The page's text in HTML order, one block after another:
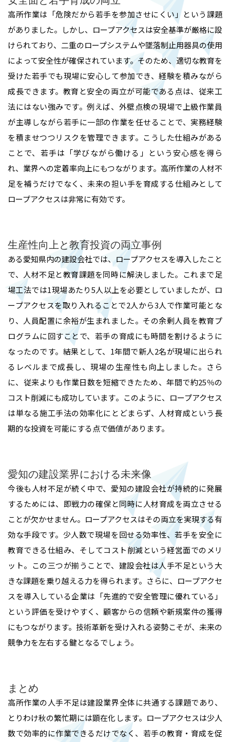
ホーム
業務内容
高所作業・ロープアクセス
難所・高所・狭所エアコン工事
ルームエアコン取付 台数口
施工実績
お問い合わせ
高所作業は「危険だから若手を参加させにくい」という課題
がありました。しかし、ロープアクセスは安全基準が厳格に設
けられており、二重のロープシステムや墜落制止用器具の使用
によって安全性が確保されています。そのため、適切な教育を
受けた若手でも現場に安心して参加でき、経験を積みながら
成長できます。教育と安全の両立が可能である点は、従来工
法にはない強みです。例えば、外壁点検の現場で上級作業員
が主導しながら若手に一部の作業を任せることで、実務経験
を積ませつつリスクを管理できます。こうした仕組みがある
ことで、若手は「学びながら働ける」という安心感を得ら
れ、業界への定着率向上にもつながります。高所作業の人材不
足を補うだけでなく、未来の担い手を育成する仕組みとして
ロープアクセスは非常に有効です。
生産性向上と教育投資の両立事例
ある愛知県内の建設会社では、ロープアクセスを導入したこと
で、人材不足と教育課題を同時に解決しました。これまで足
場工法では1現場あたり5人以上を必要としていましたが、ロ
ープアクセスを取り入れることで2人から3人で作業可能とな
り、人員配置に余裕が生まれました。その余剰人員を教育プ
ログラムに回すことで、若手の育成にも時間を割けるように
なったのです。結果として、1年間で新人2名が現場に出られ
るレベルまで成長し、現場の生産性も向上しました。さら
に、従来よりも作業日数を短縮できたため、年間で約25％の
コスト削減にも成功しています。このように、ロープアクセス
は単なる施工手法の効率化にとどまらず、人材育成という長
期的な投資を可能にする点で価値があります。
愛知の建設業界における未来像
今後も人材不足が続く中で、愛知の建設会社が持続的に発展
するためには、即戦力の確保と同時に人材育成を両立させる
ことが欠かせません。ロープアクセスはその両立を実現する有
効な手段です。少人数で現場を回せる効率性、若手を安全に
教育できる仕組み、そしてコスト削減という経営面でのメリ
ット。この三つが揃うことで、建設会社は人手不足という大
きな課題を乗り越える力を得られます。さらに、ロープアクセ
スを導入している企業は「先進的で安全管理に優れている」
という評価を受けやすく、顧客からの信頼や新規案件の獲得
にもつながります。技術革新を受け入れる姿勢こそが、未来の
競争力を左右する鍵となるでしょう。
まとめ
高所作業の人手不足は建設業界全体に共通する課題であり、
とりわけ秋の繁忙期には顕在化します。ロープアクセスは少人
数で効率的に作業できるだけでなく、若手の教育・育成を促